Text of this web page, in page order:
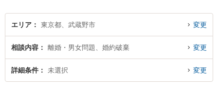
エリア 東京都、武蔵野市 変更
相談内容 離婚・男女問題、婚約破棄 変更
詳細条件 未選択 変更